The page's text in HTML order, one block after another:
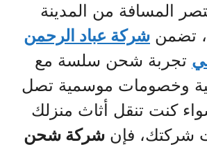
المسافة من المدينة
تضمن شركة عباد الرحمن
تجربة شحن سلسة مع
وخصومات موسمية تصل
سواء كنت تنقل أثاث منزلك
شركتك، فإن شركة شحن